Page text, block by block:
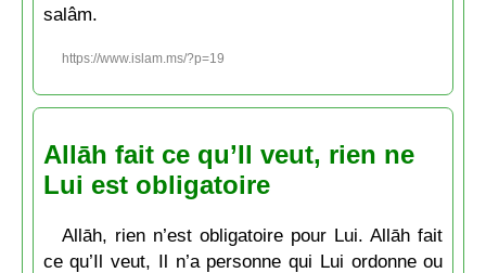
salâm.
https://www.islam.ms/?p=19
Allāh fait ce qu’Il veut, rien ne
Lui est obligatoire
Allāh, rien n’est obligatoire pour Lui. Allāh fait
ce qu’Il veut, Il n’a personne qui Lui ordonne ou